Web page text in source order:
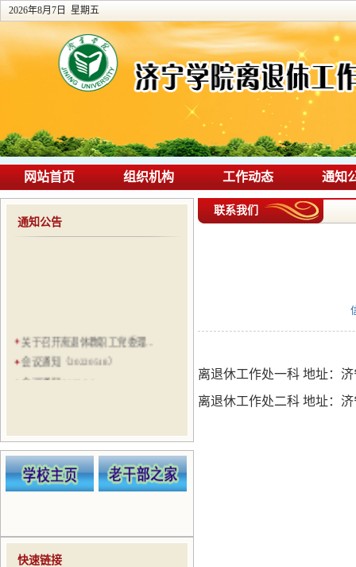
2026年8月7日 星期五
网站首页 组织机构 工作动态 通知
通知公告
关于召开离退休教职工党委理...
会议通知（20220518）
会议通知 2022.3.8
会议通知（20210506）
会议通知（20210422）
趣味运动会通知（20210416）
快速链接
联系我们
离退休工作处一科 地址：
离退休工作处二科 地址：济